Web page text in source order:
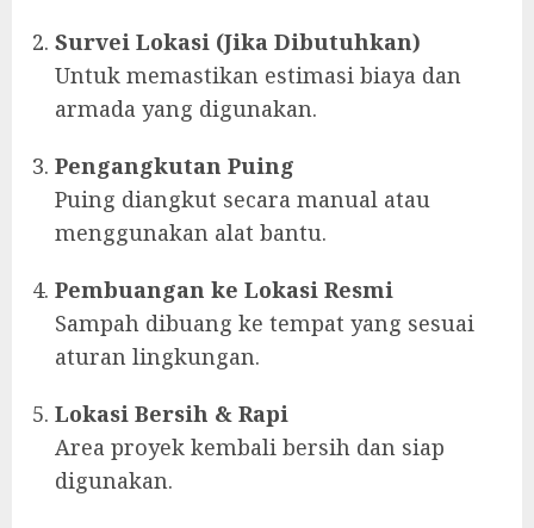
Survei Lokasi (Jika Dibutuhkan)
Untuk memastikan estimasi biaya dan
armada yang digunakan.
Pengangkutan Puing
Puing diangkut secara manual atau
menggunakan alat bantu.
Pembuangan ke Lokasi Resmi
Sampah dibuang ke tempat yang sesuai
aturan lingkungan.
Lokasi Bersih & Rapi
Area proyek kembali bersih dan siap
digunakan.